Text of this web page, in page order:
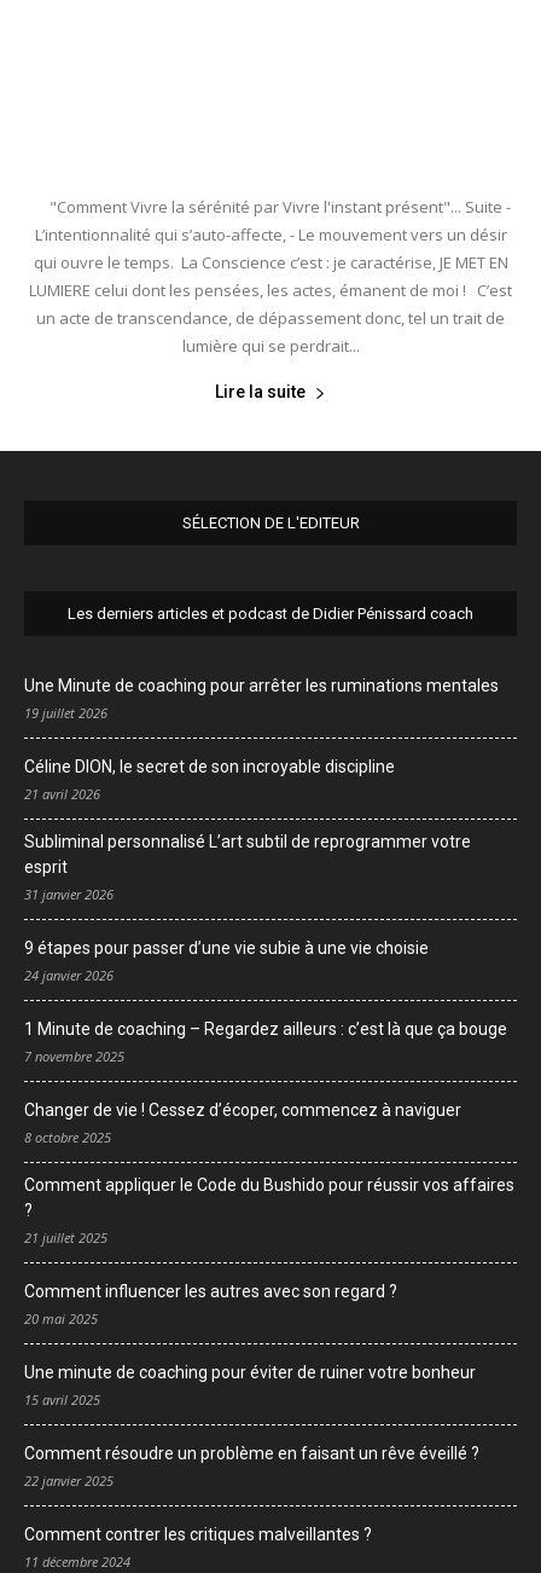
"Comment Vivre la sérénité par Vivre l'instant présent"... Suite -
L’intentionnalité qui s’auto-affecte, - Le mouvement vers un désir
qui ouvre le temps. La Conscience c’est : je caractérise, JE MET EN
LUMIERE celui dont les pensées, les actes, émanent de moi ! C’est
un acte de transcendance, de dépassement donc, tel un trait de
lumière qui se perdrait...
Lire la suite
SÉLECTION DE L'EDITEUR
Les derniers articles et podcast de Didier Pénissard coach
Une Minute de coaching pour arrêter les ruminations mentales
19 juillet 2026
Céline DION, le secret de son incroyable discipline
21 avril 2026
Subliminal personnalisé L’art subtil de reprogrammer votre
esprit
31 janvier 2026
9 étapes pour passer d’une vie subie à une vie choisie
24 janvier 2026
1 Minute de coaching – Regardez ailleurs : c’est là que ça bouge
7 novembre 2025
Changer de vie ! Cessez d’écoper, commencez à naviguer
8 octobre 2025
Comment appliquer le Code du Bushido pour réussir vos affaires
?
21 juillet 2025
Comment influencer les autres avec son regard ?
20 mai 2025
Une minute de coaching pour éviter de ruiner votre bonheur
15 avril 2025
Comment résoudre un problème en faisant un rêve éveillé ?
22 janvier 2025
Comment contrer les critiques malveillantes ?
11 décembre 2024